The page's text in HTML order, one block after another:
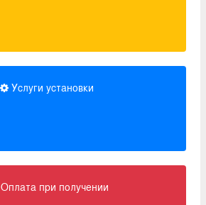
Услуги установки
Оплата при получении